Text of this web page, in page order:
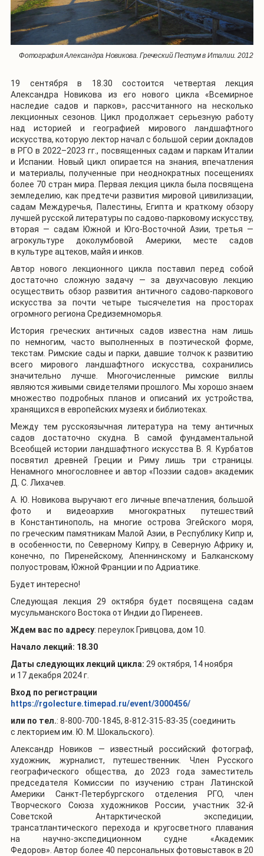
Фотография Александра Новикова. Греческий Пестум в Италии. 2012
19 сентября в 18.30 состоится четвертая лекция
Александра Новикова из его нового цикла «Всемирное
наследие садов и парков», рассчитанного на несколько
лекционных сезонов. Цикл продолжает серьезную работу
над историей и географией мирового ландшафтного
искусства, которую лектор начал с большой серии докладов
в РГО в 2022–2023 гг., посвященных садам и паркам Италии
и Испании. Новый цикл опирается на знания, впечатления
и материалы, полученные при неоднократных посещениях
более 70 стран мира. Первая лекция цикла была посвящена
земледелию, как предтечи развития мировой цивилизации,
садам Междуречья, Палестины, Египта и краткому обзору
лучшей русской литературы по садово-парковому искусству,
вторая — садам Южной и Юго-Восточной Азии, третья —
агрокультуре доколумбовой Америки, месте садов
в культуре ацтеков, майя и инков.
Автор нового лекционного цикла поставил перед собой
достаточно сложную задачу — за двухчасовую лекцию
осуществить обзор развития античного садово-паркового
искусства за почти четыре тысячелетия на просторах
огромного региона Средиземноморья.
История греческих античных садов известна нам лишь
по немногим, часто выполненных в поэтической форме,
текстам. Римские сады и парки, давшие толчок к развитию
всего мирового ландшафтного искусства, сохранились
значительно лучше. Многочисленные римские виллы
являются живыми свидетелями прошлого. Мы хорошо знаем
множество подробных планов и описаний их устройства,
хранящихся в европейских музеях и библиотеках.
Между тем русскоязычная литература на тему античных
садов достаточно скудна. В самой фундаментальной
Всеобщей истории ландшафтного искусства В. Я. Курбатов
посвятил древней Греции и Риму лишь три страницы.
Ненамного многословнее и автор «Поэзии садов» академик
Д. С. Лихачев.
А. Ю. Новикова выручают его личные впечатления, большой
фото и видеоархив многократных путешествий
в Константинополь, на многие острова Эгейского моря,
по греческим памятникам Малой Азии, в Республику Кипр и,
в особенности, по Северному Кипру, в Северную Африку и,
конечно, по Пиренейскому, Апеннинскому и Балканскому
полуостровам, Южной Франции и по Адриатике.
Будет интересно!
Следующая лекция 29 октября будет посвящена садам
мусульманского Востока от Индии до Пиренеев.
Ждем вас по адресу: переулок Гривцова, дом 10.
Начало лекций: 18.30
Даты следующих лекций цикла: 29 октября, 14 ноября
и 17 декабря 2024 г.
Вход по регистрации
https://rgolecture.timepad.ru/event/3000456/
или по тел.: 8-800-700-1845, 8-812-315-83-35 (соединить
с лекторием им. Ю. М. Шокальского).
Александр Новиков — известный российский фотограф,
художник, журналист, путешественник. Член Русского
географического общества, до 2023 года заместитель
председателя Комиссии по изучению стран Латинской
Америки Санкт-Петербургского отделения РГО, член
Творческого Союза художников России, участник 32-й
Советской Антарктической экспедиции,
трансатлантического перехода и кругосветного плавания
на научно-экспедиционном судне «Академик
Федоров».Автор более 40 персональных фотовыставок в 20